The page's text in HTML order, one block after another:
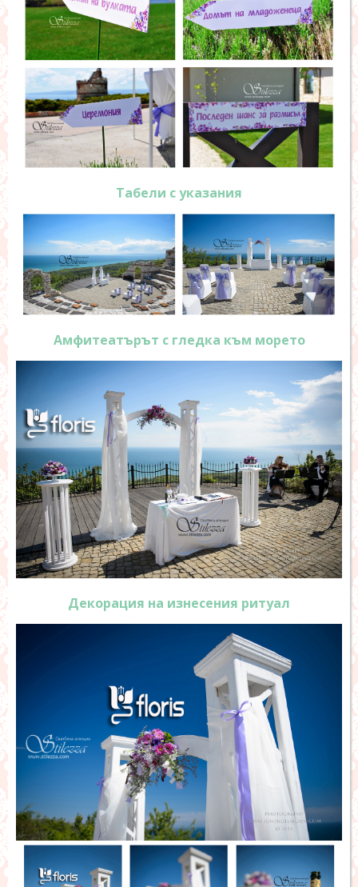
Табели с указания
Амфитеатърът с гледка към морето
Декорация на изнесения ритуал